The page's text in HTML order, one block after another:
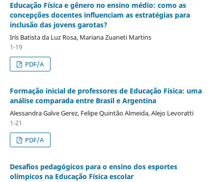
Educação Física e gênero no ensino médio: como as
concepções docentes influenciam as estratégias para
inclusão das jovens garotas?
Irís Batista da Luz Rosa, Mariana Zuaneti Martins
1-19
PDF/A
Formação inicial de professores de Educação Física: uma
análise comparada entre Brasil e Argentina
Alessandra Galve Gerez, Felipe Quintão Almeida, Alejo Levoratti
1-21
PDF/A
Desafios pedagógicos para o ensino dos esportes
olímpicos na Educação Física escolar